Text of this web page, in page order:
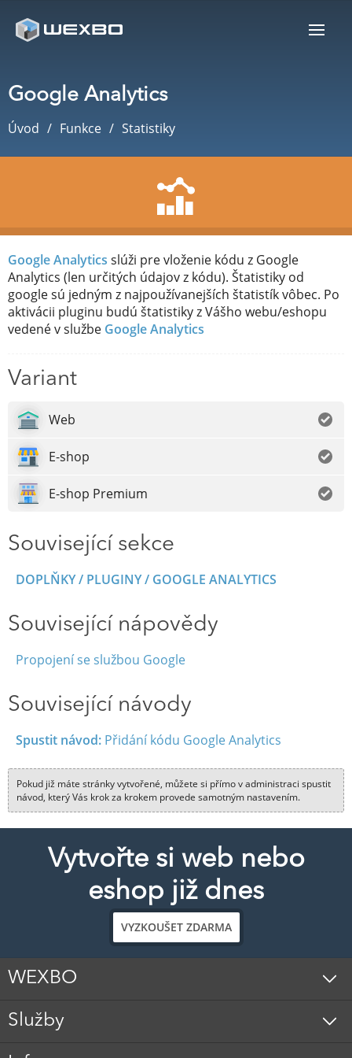
Google Analytics
Úvod Funkce Statistiky
Google Analytics slúži pre vloženie kódu z Google
Analytics (len určitých údajov z kódu). Štatistiky od
google sú jedným z najpoužívanejších štatistík vôbec. Po
aktivácii pluginu budú štatistiky z Vášho webu/eshopu
vedené v službe Google Analytics
Variant
Web
E-shop
E-shop Premium
Související sekce
DOPLŇKY / PLUGINY / GOOGLE ANALYTICS
Související nápovědy
Propojení se službou Google
Související návody
Spustit návod: Přidání kódu Google Analytics
Pokud již máte stránky vytvořené, můžete si přímo v administraci spustit
návod, který Vás krok za krokem provede samotným nastavením.
Vytvořte si web nebo
eshop již dnes
VYZKOUŠET ZDARMA
WEXBO
Služby